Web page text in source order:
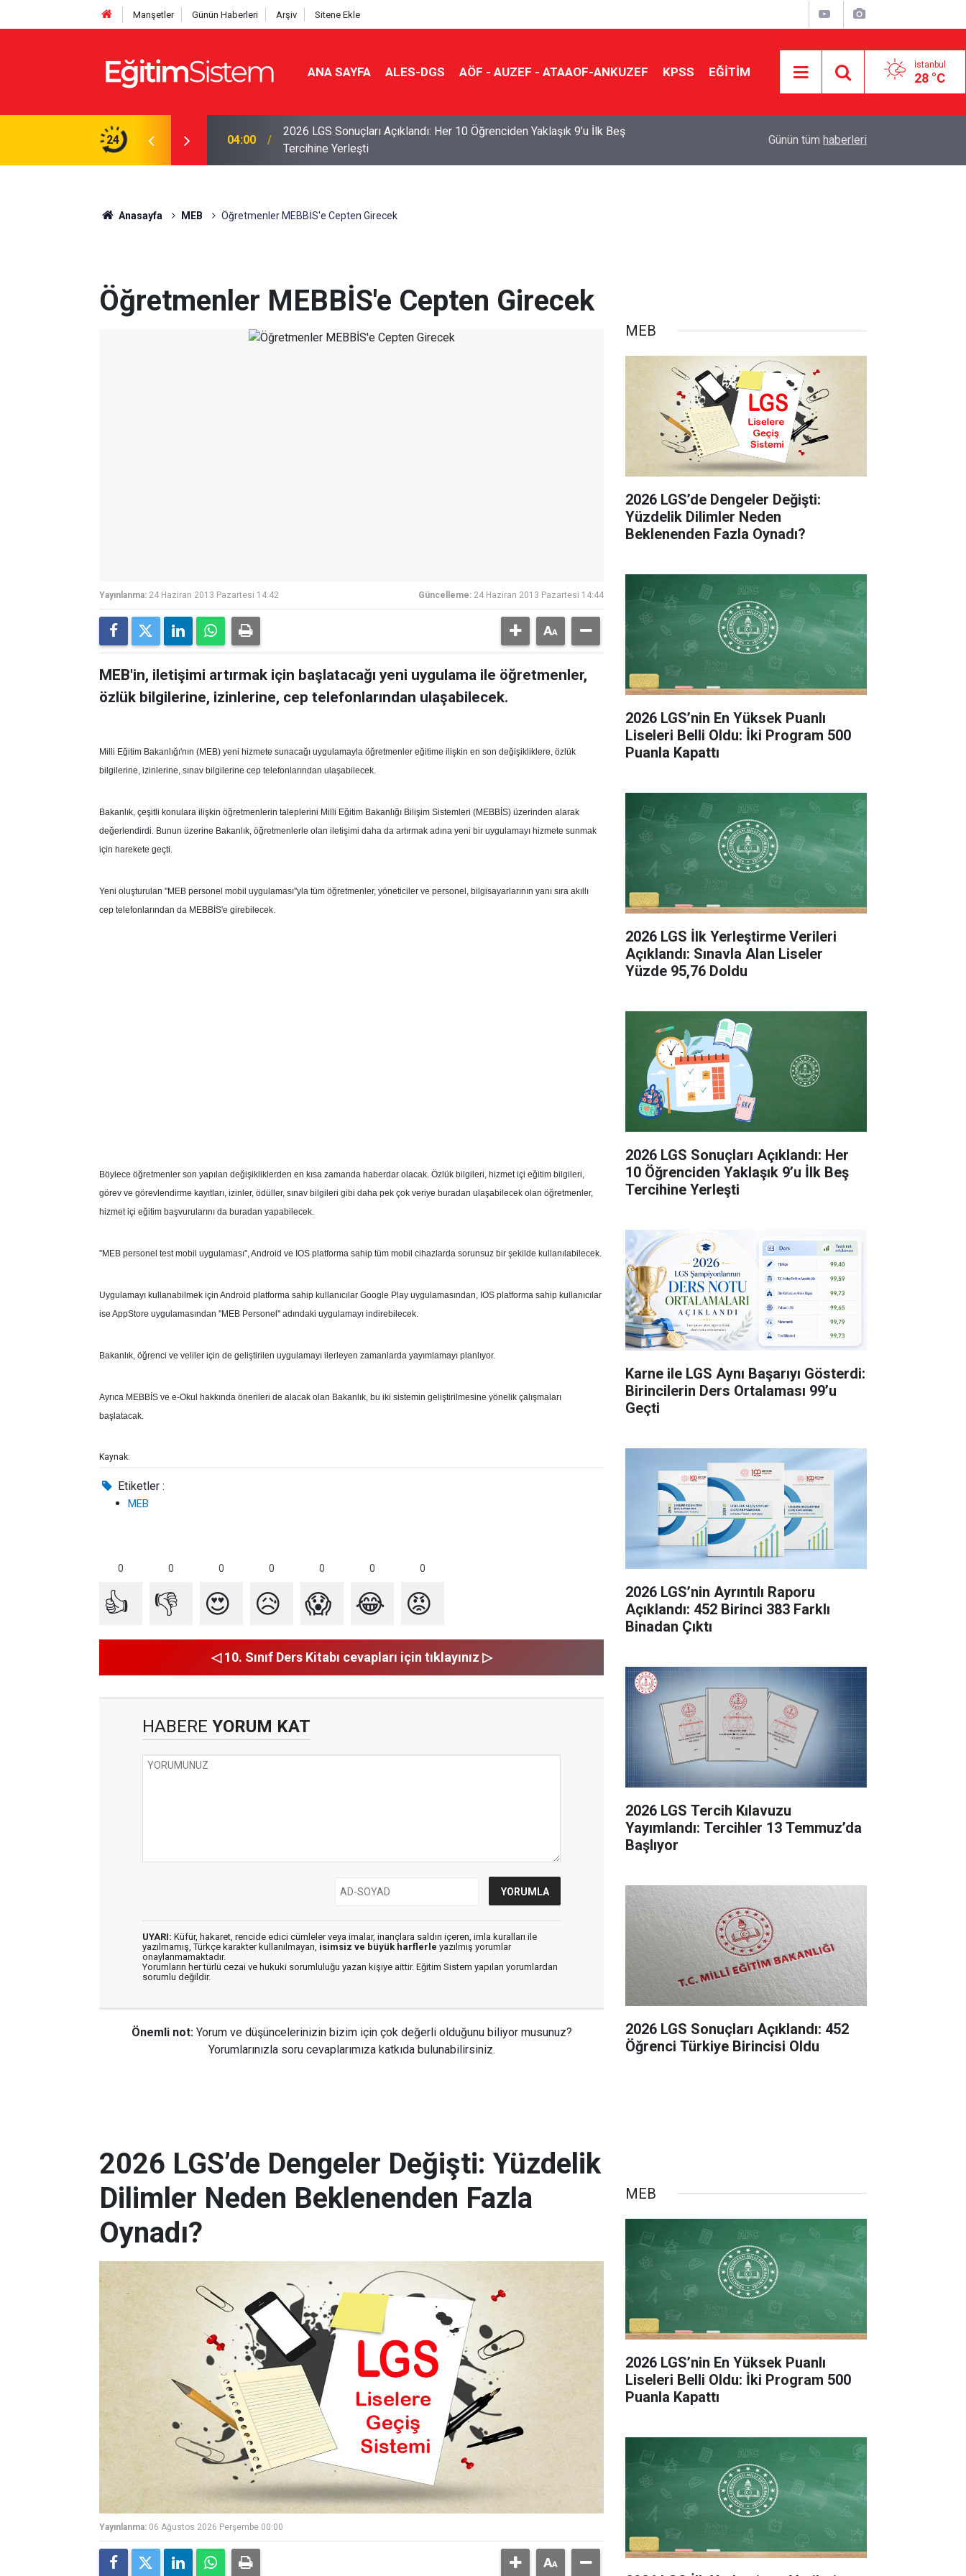
Manşetler Günün Haberleri Arşiv Sitene Ekle
ANA SAYFA ALES-DGS AÖF - AUZEF - ATAAOF-ANKUZEF KPSS EĞİTİM İstanbul
28 °C
24
Sınavla Alan Liseler Yüzde 95,76
04:00
2026 LGS Sonuçları Açıklandı: Her 10 Öğrenciden Yaklaşık 9’u İlk Beş
Tercihine Yerleşti
Yönlendiriyor?
Günün tüm haberleri
Anasayfa MEB Öğretmenler MEBBİS'e Cepten Girecek
Öğretmenler MEBBİS'e Cepten Girecek
Yayınlanma: 24 Haziran 2013 Pazartesi 14:42 Güncelleme: 24 Haziran 2013 Pazartesi 14:44
MEB'in, iletişimi artırmak için başlatacağı yeni uygulama ile öğretmenler,
özlük bilgilerine, izinlerine, cep telefonlarından ulaşabilecek.
Milli Eğitim Bakanlığı'nın (MEB) yeni hizmete sunacağı uygulamayla öğretmenler eğitime ilişkin en son değişikliklere, özlük
bilgilerine, izinlerine, sınav bilgilerine cep telefonlarından ulaşabilecek.
Bakanlık, çeşitli konulara ilişkin öğretmenlerin taleplerini Milli Eğitim Bakanlığı Bilişim Sistemleri (MEBBİS) üzerinden alarak
değerlendirdi. Bunun üzerine Bakanlık, öğretmenlerle olan iletişimi daha da artırmak adına yeni bir uygulamayı hizmete sunmak
için harekete geçti.
Yeni oluşturulan ''MEB personel mobil uygulaması''yla tüm öğretmenler, yöneticiler ve personel, bilgisayarlarının yanı sıra akıllı
cep telefonlarından da MEBBİS'e girebilecek.
Böylece öğretmenler son yapılan değişikliklerden en kısa zamanda haberdar olacak. Özlük bilgileri, hizmet içi eğitim bilgileri,
görev ve görevlendirme kayıtları, izinler, ödüller, sınav bilgileri gibi daha pek çok veriye buradan ulaşabilecek olan öğretmenler,
hizmet içi eğitim başvurularını da buradan yapabilecek.
''MEB personel test mobil uygulaması'', Android ve IOS platforma sahip tüm mobil cihazlarda sorunsuz bir şekilde kullanılabilecek.
Uygulamayı kullanabilmek için Android platforma sahip kullanıcılar Google Play uygulamasından, IOS platforma sahip kullanıcılar
ise AppStore uygulamasından ''MEB Personel'' adındaki uygulamayı indirebilecek.
Bakanlık, öğrenci ve veliler için de geliştirilen uygulamayı ilerleyen zamanlarda yayımlamayı planlıyor.
Ayrıca MEBBİS ve e-Okul hakkında önerileri de alacak olan Bakanlık, bu iki sistemin geliştirilmesine yönelik çalışmaları
başlatacak.
Kaynak:
Etiketler :
MEB
0 0 0 0 0 0 0
👍 👎 😍 😥 😱 😂 😡
◁ 10. Sınıf Ders Kitabı cevapları için tıklayınız ▷
HABERE YORUM KAT
UYARI: Küfür, hakaret, rencide edici cümleler veya imalar, inançlara saldırı içeren, imla kuralları ile
yazılmamış, Türkçe karakter kullanılmayan, isimsiz ve büyük harflerle yazılmış yorumlar
onaylanmamaktadır.
Yorumların her türlü cezai ve hukuki sorumluluğu yazan kişiye aittir. Eğitim Sistem yapılan yorumlardan
sorumlu değildir.
Önemli not: Yorum ve düşüncelerinizin bizim için çok değerli olduğunu biliyor musunuz?
Yorumlarınızla soru cevaplarımıza katkıda bulunabilirsiniz.
MEB
2026 LGS’de Dengeler Değişti:
Yüzdelik Dilimler Neden
Beklenenden Fazla Oynadı?
2026 LGS’nin En Yüksek Puanlı
Liseleri Belli Oldu: İki Program 500
Puanla Kapattı
2026 LGS İlk Yerleştirme Verileri
Açıklandı: Sınavla Alan Liseler
Yüzde 95,76 Doldu
2026 LGS Sonuçları Açıklandı: Her
10 Öğrenciden Yaklaşık 9’u İlk Beş
Tercihine Yerleşti
Karne ile LGS Aynı Başarıyı Gösterdi:
Birincilerin Ders Ortalaması 99’u
Geçti
2026 LGS’nin Ayrıntılı Raporu
Açıklandı: 452 Birinci 383 Farklı
Binadan Çıktı
2026 LGS Tercih Kılavuzu
Yayımlandı: Tercihler 13 Temmuz’da
Başlıyor
2026 LGS Sonuçları Açıklandı: 452
Öğrenci Türkiye Birincisi Oldu
2026 LGS’de Dengeler Değişti: Yüzdelik
Dilimler Neden Beklenenden Fazla
Oynadı?
Yayınlanma: 06 Ağustos 2026 Perşembe 00:00
MEB
2026 LGS’nin En Yüksek Puanlı
Liseleri Belli Oldu: İki Program 500
Puanla Kapattı